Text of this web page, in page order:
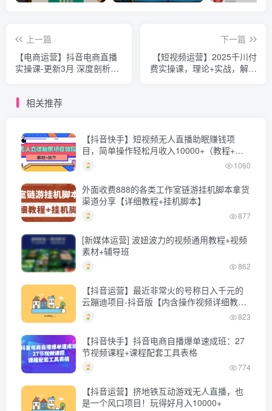
上一篇
【电商运营】抖音电商直播
实操课-更新3月 深度剖析算
下一篇
【短视频运营】2025千川付
费实操课，理论+实战，解决
相关推荐
【抖音快手】短视频无人直播助眠赚钱项
目，简单操作轻松月收入10000+（教程+素
材+软件）
1060
外面收费888的各类工作室链游挂机脚本拿货
渠道分享【详细教程+挂机脚本】
877
[新媒体运营] 波妞波力的视频通用教程+视频
素材+辅导班
862
【抖音运营】最近非常火的号称日入千元的
云蹦迪项目-抖音版【内含操作视频详细教
程】
823
【抖音快手】抖音电商自播爆单速成班：27
节视频课程+课程配套工具表格
774
【抖音运营】挤地铁互动游戏无人直播，也
是一个风口项目！玩得好月入10000+